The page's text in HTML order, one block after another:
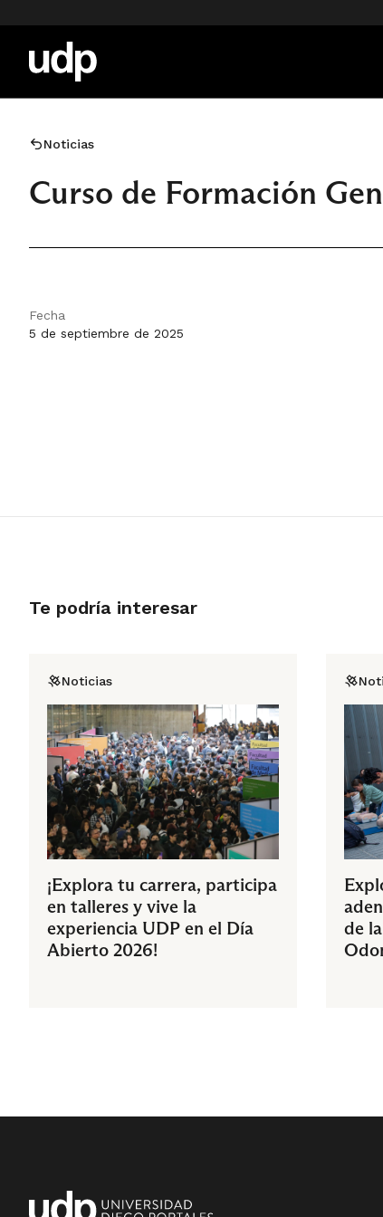
Noticias
Curso de Formación
Fecha
5 de septiembre de 2025
Te podría interesar
Noticias
¡Explora tu carrera, participa
en talleres y vive la
experiencia UDP en el Día
Abierto 2026!
de